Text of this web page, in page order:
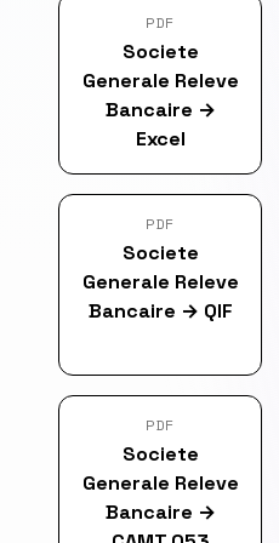
PDF
Societe
Generale Releve
Bancaire →
Excel
PDF
Societe
Generale Releve
Bancaire → QIF
PDF
Societe
Generale Releve
Bancaire →